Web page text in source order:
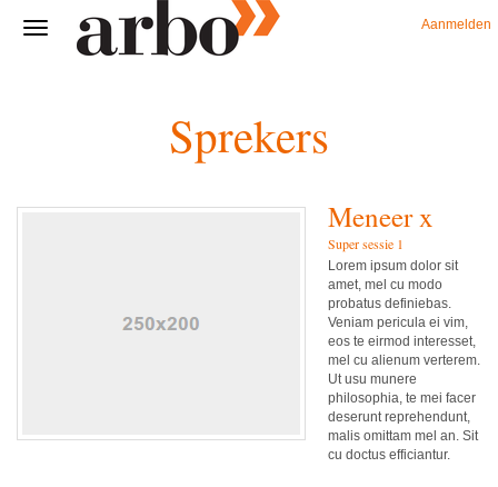
Aanmelden
Sprekers
Meneer x
Super sessie 1
Lorem ipsum dolor sit
amet, mel cu modo
probatus definiebas.
Veniam pericula ei vim,
eos te eirmod interesset,
mel cu alienum verterem.
Ut usu munere
philosophia, te mei facer
deserunt reprehendunt,
malis omittam mel an. Sit
cu doctus efficiantur.